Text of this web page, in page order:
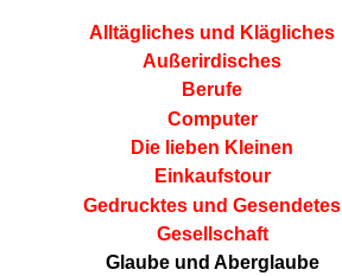
Alltägliches und Klägliches
Außerirdisches
Berufe
Computer
Die lieben Kleinen
Einkaufstour
Gedrucktes und Gesendetes
Gesellschaft
Glaube und Aberglaube